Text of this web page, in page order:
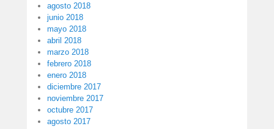
agosto 2018
junio 2018
mayo 2018
abril 2018
marzo 2018
febrero 2018
enero 2018
diciembre 2017
noviembre 2017
octubre 2017
agosto 2017